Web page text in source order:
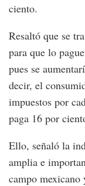
ciento.
Resaltó que se
para que lo
pues se
decir, el
impuestos por
paga 16 por
Ello, señaló la
amplia e
campo